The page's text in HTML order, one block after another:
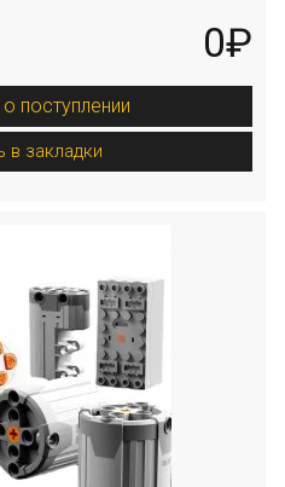
0₽
поступлении
в закладки